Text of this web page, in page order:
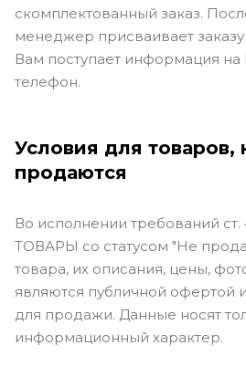
скомплектованный заказ.
менеджер присваивает
Вам поступает информация
телефон.
Условия для товаров,
продаются
Во исполнении требований
ТОВАРЫ со статусом "Не
товара, их описания, цены,
являются публичной офертой
для продажи. Данные носят
информационный характер.